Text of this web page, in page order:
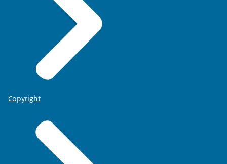
Copyright